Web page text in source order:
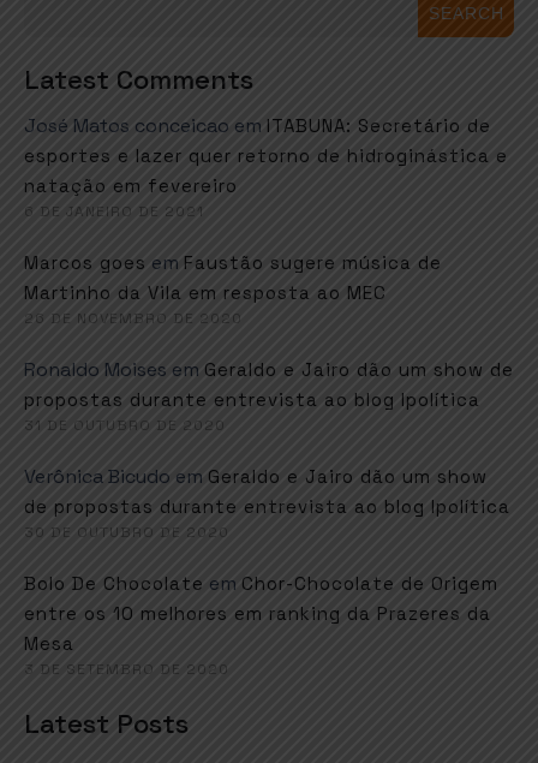
SEARCH
Latest Comments
José Matos conceicao em ITABUNA: Secretário de
esportes e lazer quer retorno de hidroginástica e
natação em fevereiro
6 DE JANEIRO DE 2021
Marcos goes em Faustão sugere música de
Martinho da Vila em resposta ao MEC
26 DE NOVEMBRO DE 2020
Ronaldo Moises em Geraldo e Jairo dão um show de
propostas durante entrevista ao blog Ipolítica
31 DE OUTUBRO DE 2020
Verônica Bicudo em Geraldo e Jairo dão um show
de propostas durante entrevista ao blog Ipolítica
30 DE OUTUBRO DE 2020
Bolo De Chocolate em Chor-Chocolate de Origem
entre os 10 melhores em ranking da Prazeres da
Mesa
3 DE SETEMBRO DE 2020
Latest Posts